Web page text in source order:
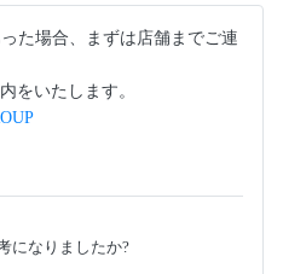
た場合、まずは店舗までご連
をいたします。
になりましたか?